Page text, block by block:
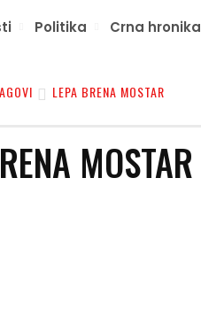
Politika Crna hronika
LEPA BRENA MOSTAR
MOSTAR